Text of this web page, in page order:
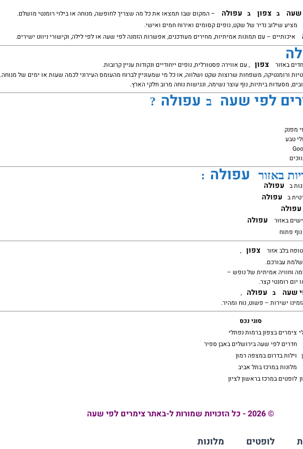
שעה ב צפון ב עפולה
– המקום שבו תמצאו את כל מה שצריך לחופשה, מנוחה או בילוי רומנטי מושלם.
מציע שילוב נדיר של שקט, נופים קסומים ואירוח חמים ואישי.
איכותיים – עם תמונות אמיתיות, מחירים מעודכנים, אפשרות הזמנה לפי שעה או לפי לילה, וקישורי ניווט ישירים.
באזור צפון , עם אווירה פסטורלית, נופים ייחודיים ונקודות עניין קרובות.
ורומנטיקה, משפחות שרוצות שקט ושלווה, או כל מי שמעוניין לברוח מהעומס העירוני לכמה שעות או ימים של מנוחה.
מסעדות ביתיות, נוף עוצר נשימה, ונגישות נוחה מרוב חלקי הארץ.
לפי שעה ב עפולה ?
מפנק
טבע
באזור עפולה :
ב
עפולה
ב
עפולה
עפולה
באזור
עפולה
פתוח
בלב אזור צפון ,
עבורכם.
וחוויה אמיתית של נופש –
יום רומנטי קצר.
שעה ב עפולה
,
ישירות – פשוט, נוח ומהיר.
סוגי נכס
צימרים בצפון ברמות נפתלי
חדרים לפי שעה בירושלים באבן ספיר
וילות בדרום במצפה רמון
מלונות במרכז בתל אביב
לופטים במרכז בראשון לציון
© 2026 - כל הזכויות שמורות ל-באתר צימרים לפי שעה
לופטים מלונות